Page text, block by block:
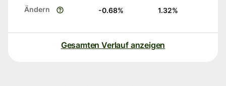
Ändern -0.68% 1.32%
Gesamten Verlauf anzeigen